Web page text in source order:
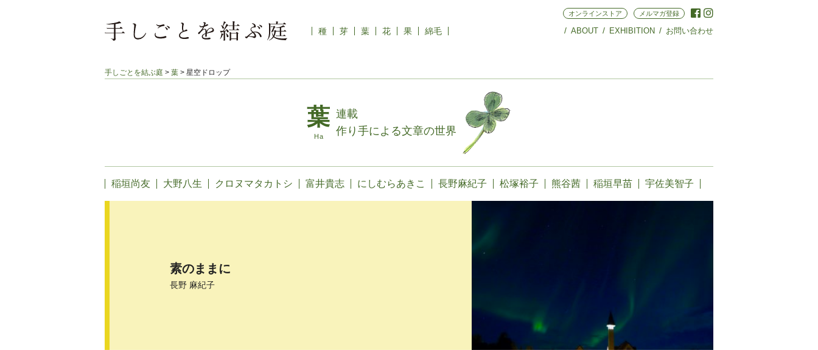
種 芽 葉 花 果 綿毛 ABOUT EXHIBITION お問い合わせ
オンラインストア メルマガ登録
手しごとを結ぶ庭 > 葉 > 星空ドロップ
連載
作り手による文章の世界
稲垣尚友 大野八生 クロヌマタカトシ 富井貴志 にしむらあきこ 長野麻紀子 松塚裕子 熊谷茜 稲垣早苗 宇佐美智子
素のままに
長野 麻紀子